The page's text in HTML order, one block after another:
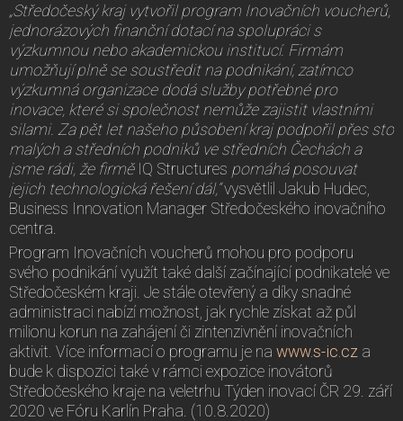
„Středočeský kraj vytvořil program Inovačních voucherů,
jednorázových finanční dotací na spolupráci s
výzkumnou nebo akademickou institucí. Firmám
umožňují plně se soustředit na podnikání, zatímco
výzkumná organizace dodá služby potřebné pro
inovace, které si společnost nemůže zajistit vlastními
silami. Za pět let našeho působení kraj podpořil přes sto
malých a středních podniků ve středních Čechách a
jsme rádi, že firmě IQ Structures pomáhá posouvat
jejich technologická řešení dál,“vysvětlil Jakub Hudec,
Business Innovation Manager Středočeského inovačního
centra.
Program Inovačních voucherů mohou pro podporu
svého podnikání využít také další začínající podnikatelé ve
Středočeském kraji. Je stále otevřený a díky snadné
administraci nabízí možnost, jak rychle získat až půl
milionu korun na zahájení či zintenzivnění inovačních
aktivit. Více informací o programu je na www.s-ic.cz a
bude k dispozici také v rámci expozice inovátorů
Středočeského kraje na veletrhu Týden inovací ČR 29. září
2020 ve Fóru Karlín Praha. (10.8.2020)